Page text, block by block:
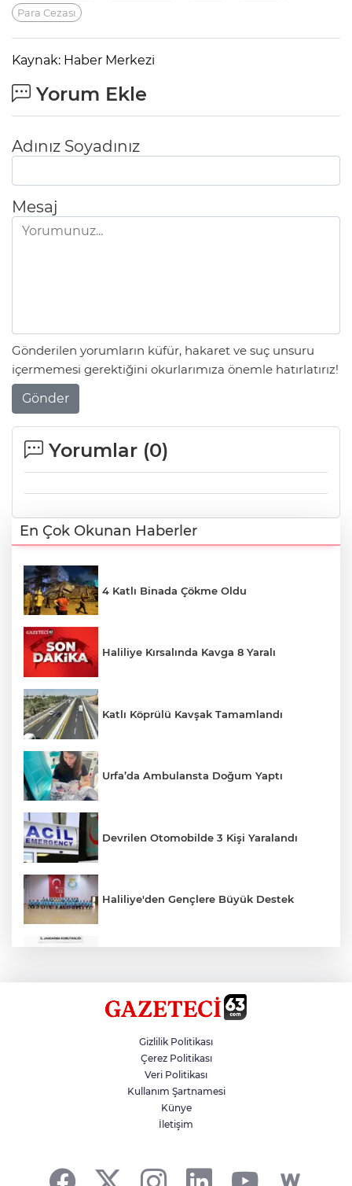
Para Cezası
Kaynak: Haber Merkezi
Yorum Ekle
Adınız Soyadınız
Mesaj
Gönderilen yorumların küfür, hakaret ve suç unsuru
içermemesi gerektiğini okurlarımıza önemle hatırlatırız!
Gönder
Yorumlar (0)
En Çok Okunan Haberler
4 Katlı Binada Çökme Oldu
Haliliye Kırsalında Kavga 8 Yaralı
Katlı Köprülü Kavşak Tamamlandı
Urfa’da Ambulansta Doğum Yaptı
Devrilen Otomobilde 3 Kişi Yaralandı
Haliliye'den Gençlere Büyük Destek
Hikmet Başak’tan Ulaşım Çalışması
Atatürk Bulvarında Asfalt Yenileniyor
Gizlilik Politikası
Çerez Politikası
Veri Politikası
Kullanım Şartnamesi
Künye
İletişim